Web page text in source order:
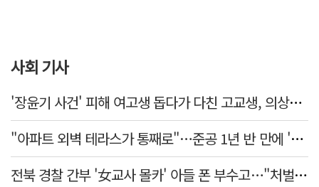
사회 기사
'장윤기 사건' 피해 여고생 돕다가 다친 고교생, 의상자 인정
"아파트 외벽 테라스가 통째로"…준공 1년 반 만에 '아찔 사고'
전북 경찰 간부 '女교사 몰카' 아들 폰 부수고…"처벌 못하는 사안" 내부망에 글